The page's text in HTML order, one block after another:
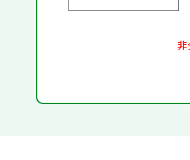
非